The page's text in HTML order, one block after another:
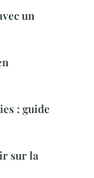
un
: guide
sur la